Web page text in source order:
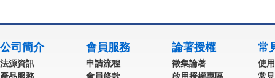
公司簡介
法源資訊
會員服務
申請流程
論著授權
徵集論著
常
使